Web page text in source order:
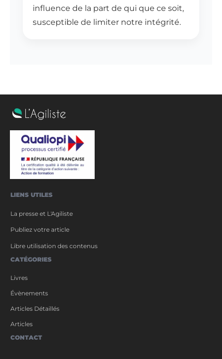
influence de la part de qui que ce soit,
susceptible de limiter notre intégrité.
LIENS UTILES
La presse et L'Agiliste
Publiez votre article
Libre utilisation des contenus
CATÉGORIES
Livres
Évènements
Articles Détaillés
Articles
CONTACT